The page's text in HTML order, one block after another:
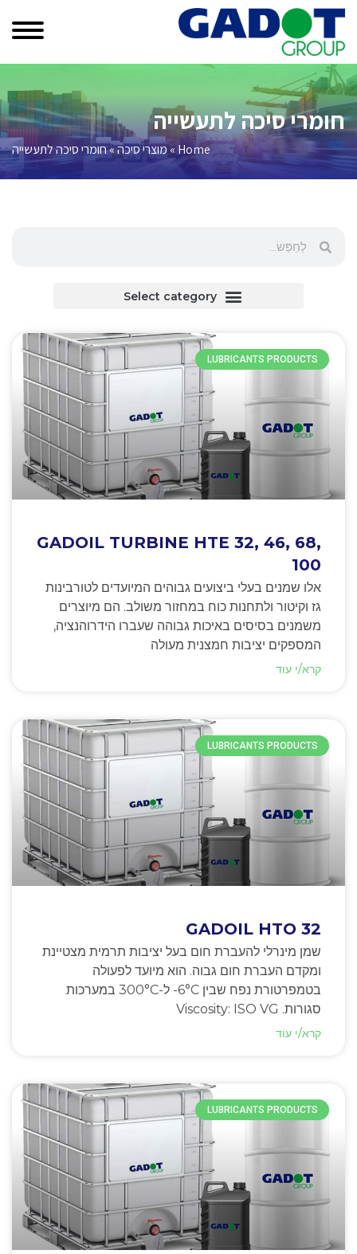
חומרי סיכה לתעשייה
Home
»מוצרי סיכה»חומרי סיכה לתעשייה
LUBRICANTS PRODUCTS
GADOIL TURBINE HTE 32, 46, 68,
100
אלו שמנים בעלי ביצועים גבוהים המיועדים לטורבינות
גז וקיטור ולתחנות כוח במחזור משולב. הם מיוצרים
משמנים בסיסים באיכות גבוהה שעברו הידרוהנציה,
המספקים יציבות חמצנית מעולה
קרא/י עוד
LUBRICANTS PRODUCTS
GADOIL HTO 32
שמן מינרלי להעברת חום בעל יציבות תרמית מצטיינת
ומקדם העברת חום גבוה. הוא מיועד לפעולה
בטמפרטורת נפח שבין ‎-6°C ל-300°C במערכות
סגורות. Viscosity: ISO VG
קרא/י עוד
LUBRICANTS PRODUCTS